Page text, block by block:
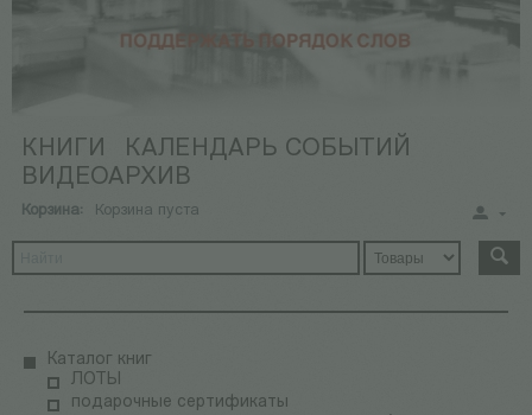
КНИГИ
КАЛЕНДАРЬ СОБЫТИЙ
ВИДЕОАРХИВ
Корзина: Корзина пуста
Каталог книг
ЛОТЫ
подарочные сертификаты